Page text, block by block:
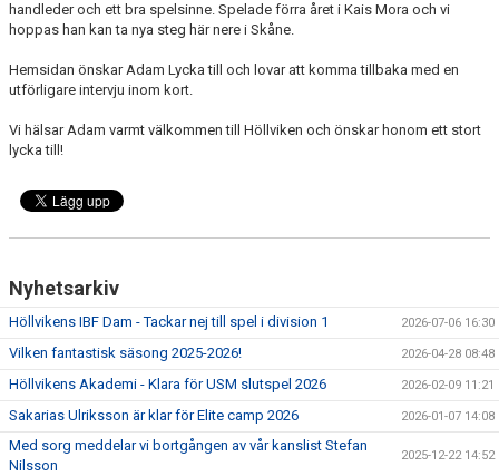
handleder och ett bra spelsinne. Spelade förra året i Kais Mora och vi
hoppas han kan ta nya steg här nere i Skåne.
Hemsidan önskar Adam Lycka till och lovar att komma tillbaka med en
utförligare intervju inom kort.
Vi hälsar Adam varmt välkommen till Höllviken och önskar honom ett stort
lycka till!
Nyhetsarkiv
Höllvikens IBF Dam - Tackar nej till spel i division 1 2026-07-06 16:30
Vilken fantastisk säsong 2025-2026! 2026-04-28 08:48
Höllvikens Akademi - Klara för USM slutspel 2026 2026-02-09 11:21
Sakarias Ulriksson är klar för Elite camp 2026 2026-01-07 14:08
Med sorg meddelar vi bortgången av vår kanslist Stefan
Nilsson
2025-12-22 14:52